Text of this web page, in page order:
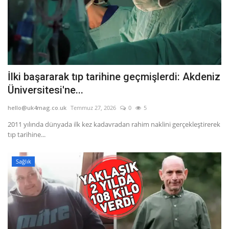
İlki başararak tıp tarihine geçmişlerdi: Akdeniz
Üniversitesi'ne...
hello@uk4mag.co.uk Temmuz 27, 2026 0 5
2011 yılında dünyada ilk kez kadavradan rahim naklini gerçekleştirerek
tıp tarihine...
Sağlık